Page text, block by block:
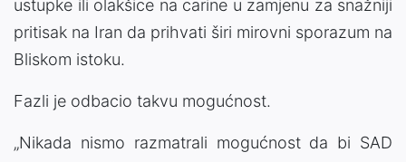
ustupke ili olakšice na carine u zamjenu za snažniji
pritisak na Iran da prihvati širi mirovni sporazum na
Bliskom istoku.
Fazli je odbacio takvu mogućnost.
„Nikada nismo razmatrali mogućnost da bi SAD